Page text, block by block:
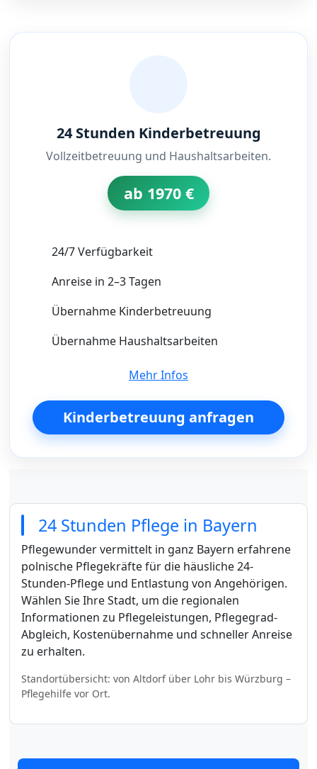
24 Stunden Kinderbetreuung
Vollzeitbetreuung und Haushaltsarbeiten.
ab 1970 €
24/7 Verfügbarkeit
Anreise in 2–3 Tagen
Übernahme Kinderbetreuung
Übernahme Haushaltsarbeiten
Mehr Infos
Kinderbetreuung anfragen
24 Stunden Pflege in Bayern
Pflegewunder vermittelt in ganz Bayern erfahrene
polnische Pflegekräfte für die häusliche 24-
Stunden-Pflege und Entlastung von Angehörigen.
Wählen Sie Ihre Stadt, um die regionalen
Informationen zu Pflegeleistungen, Pflegegrad-
Abgleich, Kostenübernahme und schneller Anreise
zu erhalten.
Standortübersicht: von Altdorf über Lohr bis Würzburg –
Pflegehilfe vor Ort.